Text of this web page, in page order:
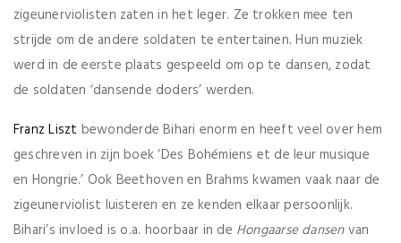
zigeunerviolisten zaten in het leger. Ze trokken mee ten
strijde om de andere soldaten te entertainen. Hun muziek
werd in de eerste plaats gespeeld om op te dansen, zodat
de soldaten ‘dansende doders’ werden.
Franz Liszt bewonderde Bihari enorm en heeft veel over hem
geschreven in zijn boek ‘Des Bohémiens et de leur musique
en Hongrie.’ Ook Beethoven en Brahms kwamen vaak naar de
zigeunerviolist luisteren en ze kenden elkaar persoonlijk.
Bihari’s invloed is o.a. hoorbaar in de Hongaarse dansenvan